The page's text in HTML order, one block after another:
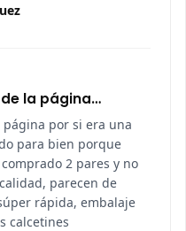
la página…
por si era una
para bien porque
2 pares y no
parecen de
rápida, embalaje
calcetines